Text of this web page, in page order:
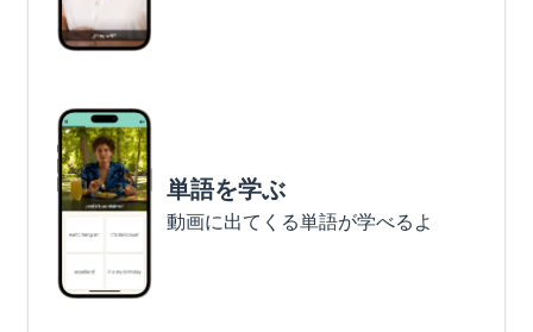
単語を学ぶ
動画に出てくる単語が学べるよ